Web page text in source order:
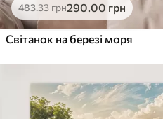
483.33грн290.00 грн
Світанок на березі моря